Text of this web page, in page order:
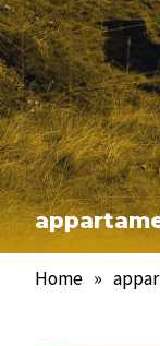
Home »